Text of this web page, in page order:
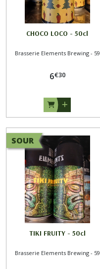
CHOCO LOCO - 50cl
Brasserie Elements Brewing - 59
6€30
SOUR
TIKI FRUITY - 50cl
Brasserie Elements Brewing - 59
89
(3)
Brasserie
Brasserie
Sainte
Cru
-
68
Afficher
résultats